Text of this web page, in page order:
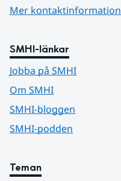
Mer kontaktinformation
SMHI-länkar
Jobba på SMHI
Om SMHI
SMHI-bloggen
SMHI-podden
Teman